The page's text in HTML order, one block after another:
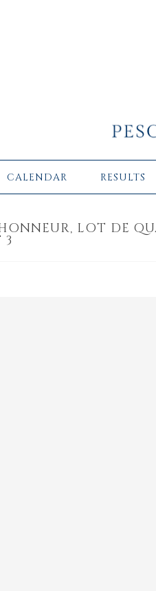
CALENDAR RESULTS
LOT DE
3